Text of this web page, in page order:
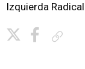
Izquierda